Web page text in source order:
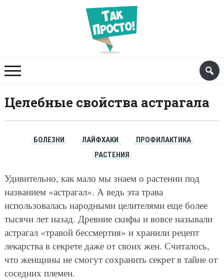
Целебные свойства астрагала
БОЛЕЗНИ ЛАЙФХАКИ
ПРОФИЛАКТИКА
РАСТЕНИЯ
Удивительно, как мало мы знаем о растении под
названием «астрагал». А ведь эта трава
использовалась народными целителями еще более
тысячи лет назад. Древние скифы и вовсе называли
астрагал «травой бессмертия» и хранили рецепт
лекарства в секрете даже от своих жен. Считалось,
что женщины не смогут сохранить секрет в тайне от
соседних племен.